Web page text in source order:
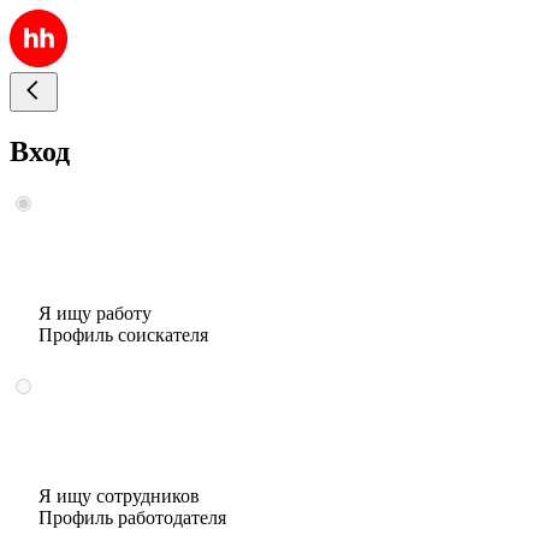
Вход
Я ищу работу
Профиль соискателя
Я ищу сотрудников
Профиль работодателя